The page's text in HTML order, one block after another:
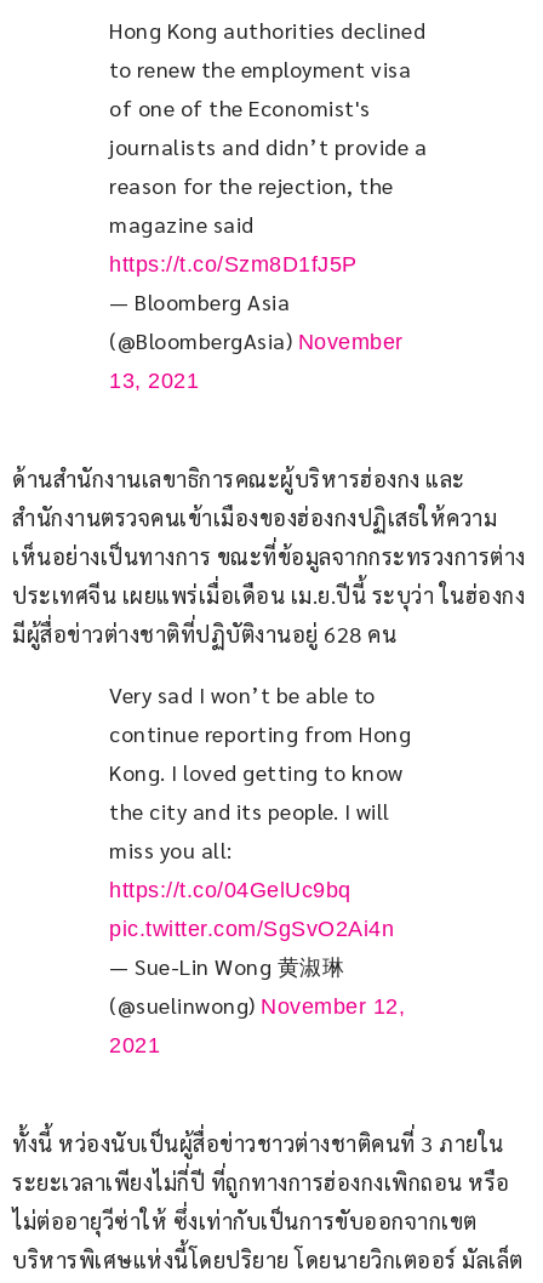
Hong Kong authorities declined
to renew the employment visa
of one of the Economist's
journalists and didn’t provide a
reason for the rejection, the
magazine said
https://t.co/Szm8D1fJ5P
— Bloomberg Asia
(@BloombergAsia) November
13, 2021
ด้านสำนักงานเลขาธิการคณะผู้บริหารฮ่องกง และ
สำนักงานตรวจคนเข้าเมืองของฮ่องกงปฏิเสธให้ความ
เห็นอย่างเป็นทางการ ขณะที่ข้อมูลจากกระทรวงการต่าง
ประเทศจีน เผยแพร่เมื่อเดือน เม.ย.ปีนี้ ระบุว่า ในฮ่องกง
มีผู้สื่อข่าวต่างชาติที่ปฏิบัติงานอยู่ 628 คน
Very sad I won’t be able to
continue reporting from Hong
Kong. I loved getting to know
the city and its people. I will
miss you all:
https://t.co/04GelUc9bq
pic.twitter.com/SgSvO2Ai4n
— Sue-Lin Wong 黄淑琳
(@suelinwong) November 12,
2021
ทั้งนี้ หว่องนับเป็นผู้สื่อข่าวชาวต่างชาติคนที่ 3 ภายใน
ระยะเวลาเพียงไม่กี่ปี ที่ถูกทางการฮ่องกงเพิกถอน หรือ
ไม่ต่ออายุวีซ่าให้ ซึ่งเท่ากับเป็นการขับออกจากเขต
บริหารพิเศษแห่งนี้โดยปริยาย โดยนายวิกเตออร์ มัลเล็ต